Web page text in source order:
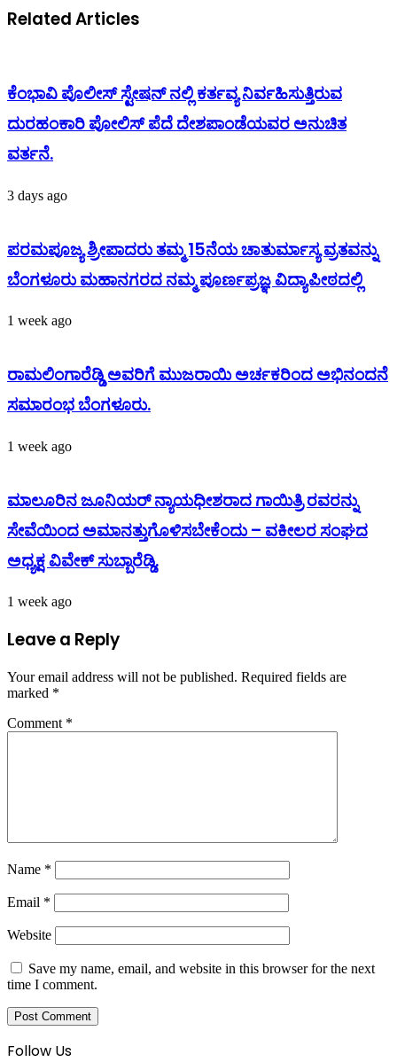
Related Articles
ಕೆಂಭಾವಿ ಪೊಲೀಸ್ ಸ್ಟೇಷನ್ ನಲ್ಲಿ ಕರ್ತವ್ಯ ನಿರ್ವಹಿಸುತ್ತಿರುವ
ದುರಹಂಕಾರಿ ಪೋಲಿಸ್ ಪೆದೆ ದೇಶಪಾಂಡೆಯವರ ಅನುಚಿತ
ವರ್ತನೆ.
3 days ago
ಪರಮಪೂಜ್ಯ ಶ್ರೀಪಾದರು ತಮ್ಮ 15ನೆಯ ಚಾತುರ್ಮಾಸ್ಯ ವ್ರತವನ್ನು
ಬೆಂಗಳೂರು ಮಹಾನಗರದ ನಮ್ಮ ಪೂರ್ಣಪ್ರಜ್ಞ ವಿದ್ಯಾಪೀಠದಲ್ಲಿ
1 week ago
ರಾಮಲಿಂಗಾರೆಡ್ಡಿ ಅವರಿಗೆ ಮುಜರಾಯಿ ಅರ್ಚಕರಿಂದ ಅಭಿನಂದನೆ
ಸಮಾರಂಭ ಬೆಂಗಳೂರು.
1 week ago
ಮಾಲೂರಿನ ಜೂನಿಯರ್ ನ್ಯಾಯಧೀಶರಾದ ಗಾಯಿತ್ರಿ ರವರನ್ನು
ಸೇವೆಯಿಂದ ಅಮಾನತ್ತುಗೊಳಿಸಬೇಕೆಂದು – ವಕೀಲರ ಸಂಘದ
ಅಧ್ಯಕ್ಷ ವಿವೇಕ್ ಸುಬ್ಬಾರೆಡ್ಡಿ.
1 week ago
Leave a Reply
Your email address will not be published. Required fields are
marked *
Comment *
Name *
Email *
Website
Save my name, email, and website in this browser for the next
time I comment.
Follow Us